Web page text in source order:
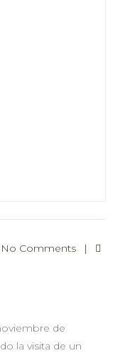
No Comments
|
de
la visita de un